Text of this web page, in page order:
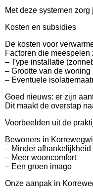
Met deze systemen
Kosten en subsidies
De kosten voor
Factoren die meespelen
– Type installatie
– Grootte van de woning
– Eventuele
Goed nieuws: er zijn
Dit maakt de overstap
Voorbeelden uit de
Bewoners in
– Minder
– Meer wooncomfort
– Een groen imago
Onze aanpak in